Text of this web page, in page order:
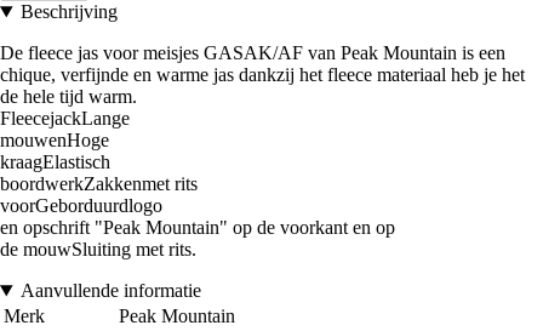
Beschrijving
De fleece jas voor meisjes GASAK/AF van Peak Mountain is een
chique, verfijnde en warme jas dankzij het fleece materiaal heb je het
de hele tijd warm.
FleecejackLange
mouwenHoge
kraagElastisch
boordwerkZakkenmet rits
voorGeborduurdlogo
en opschrift "Peak Mountain" op de voorkant en op
de mouwSluiting met rits.
Aanvullende informatie
Merk
Peak Mountain